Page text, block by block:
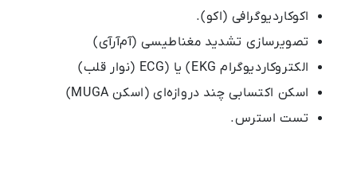
اکوکاردیوگرافی (اکو).
تصویرسازی تشدید مغناطیسی (آم‌آر‌آی)
الکتروکاردیوگرام EKG) یا (ECG (نوار قلب)
اسکن اکتسابی چند دروازه‌ای (اسکن MUGA)
تست استرس.